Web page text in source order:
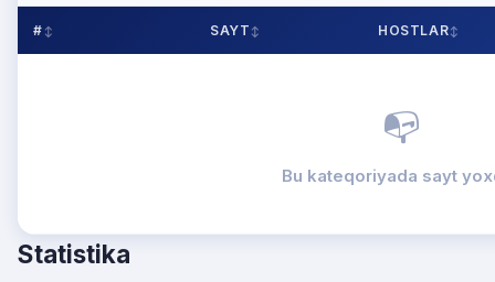
# SAYT HOSTLAR
📭
Bu kateqoriyada sayt
Statistika